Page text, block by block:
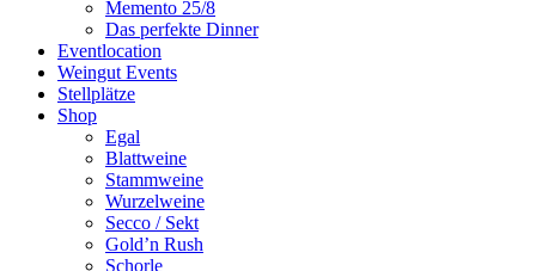
Memento 25/8
Das perfekte Dinner
Eventlocation
Weingut Events
Stellplätze
Shop
Egal
Blattweine
Stammweine
Wurzelweine
Secco / Sekt
Gold’n Rush
Schorle